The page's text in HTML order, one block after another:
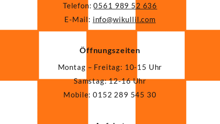
Telefon:0561 989 52 636
E-Mail:
moc.l
illuk
iw@of
ni
Öffnungszeiten
Montag – Freitag: 10-15 Uhr
Samstag: 12-16 Uhr
Mobile: 0152 289 545 30